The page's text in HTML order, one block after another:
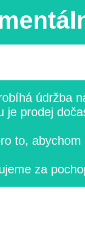
údržba
je prodej
to,
za